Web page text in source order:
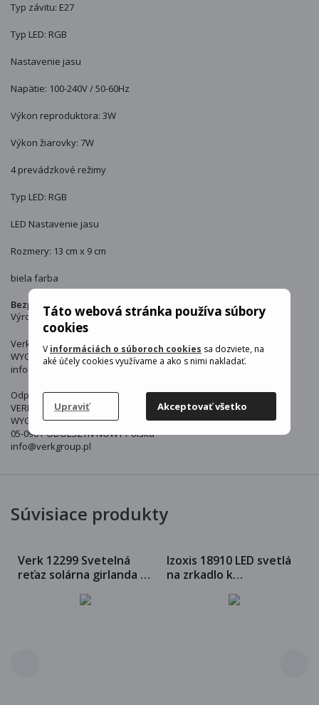
Táto webová stránka používa súbory
cookies
V informáciách o súboroch cookies sa dozviete, na
aké účely cookies využívame a ako s nimi nakladať.
Upraviť Akceptovať všetko
Typ závitu: E27
Typ LED: RGB
Nastavenie jasu
Napätie: 100-240V / 50-60Hz
Výkon reproduktora: 3W
Výkon žiarovky: 7W
4 prevádzkové režimy
Typ LED: RGB
LED Nastavenie jasu
Rozmery: 13 cm x 9 cm
biela farba
Bezpečnostné upozornenie:
Výrobca : Verk
Verk
WYGODY 16, 05-090 PODOLSZYN NOWY, POLSKA
info@verkgroup.pl
Odpovědná osoba v EU:
VERK GROUP SIKORSKI SP.K.
WYGODY 16
05-090 PODOLSZYN NOWY Polska
info@verkgroup.pl
Súvisiace produkty
Verk 12299 Svetelná
reťaz solárna girlanda 5
Izoxis 18910 LED svetlá
na zrkadlo k